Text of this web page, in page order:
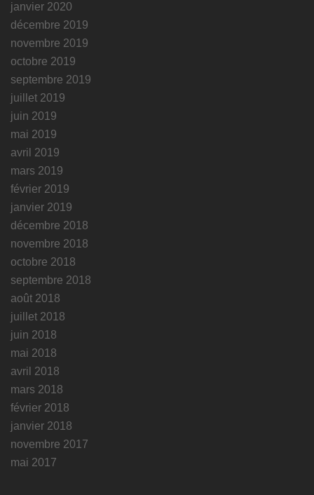
janvier 2020
décembre 2019
novembre 2019
octobre 2019
septembre 2019
juillet 2019
juin 2019
mai 2019
avril 2019
mars 2019
février 2019
janvier 2019
décembre 2018
novembre 2018
octobre 2018
septembre 2018
août 2018
juillet 2018
juin 2018
mai 2018
avril 2018
mars 2018
février 2018
janvier 2018
novembre 2017
mai 2017